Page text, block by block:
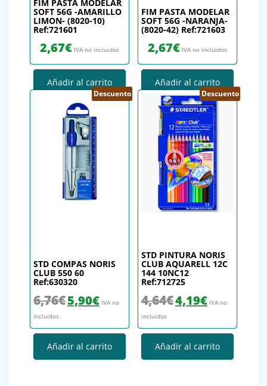
FIM PASTA MODELAR
SOFT 56G -AMARILLO
LIMON- (8020-10)
Ref:721601
2,67€ IVA no incluidos
Añadir al carrito
FIM PASTA MODELAR
SOFT 56G -NARANJA-
(8020-42) Ref:721603
2,67€ IVA no incluidos
Añadir al carrito
Descuento
STD COMPAS NORIS
CLUB 550 60
Ref:630320
6,76€ El precio original era: 6,76€.
5,90€El precio actual es: 5,90€.
IVA no
incluidos
Añadir al carrito
Descuento
STD PINTURA NORIS
CLUB AQUARELL 12C
144 10NC12
Ref:712725
4,64€ El precio original era: 4,64€.
4,19€El precio actual
IVA no
incluidos
Añadir al carrito